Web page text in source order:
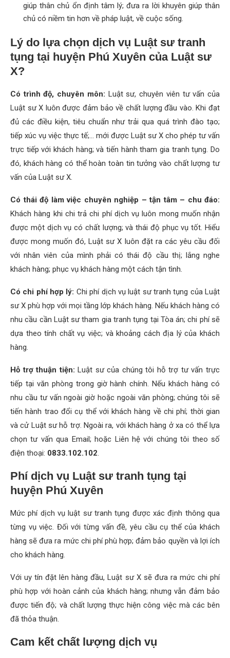
giúp thân chủ ổn định tâm lý; đưa ra lời khuyên giúp thân
chủ có niềm tin hơn về pháp luật, về cuộc sống.
Lý do lựa chọn dịch vụ Luật sư tranh
tụng tại huyện Phú Xuyên của Luật sư
X?
Có trình độ, chuyên môn: Luật sư, chuyên viên tư vấn của
Luật sư X luôn được đảm bảo về chất lượng đầu vào. Khi đạt
đủ các điều kiện, tiêu chuẩn như trải qua quá trình đào tạo;
tiếp xúc vụ việc thực tế;… mới được Luật sư X cho phép tư vấn
trực tiếp với khách hàng; và tiến hành tham gia tranh tụng. Do
đó, khách hàng có thể hoàn toàn tin tưởng vào chất lượng tư
vấn của Luật sư X.
Có thái độ làm việc chuyên nghiệp – tận tâm – chu đáo:
Khách hàng khi chi trả chi phí dịch vụ luôn mong muốn nhận
được một dịch vụ có chất lượng; và thái độ phục vụ tốt. Hiểu
được mong muốn đó, Luật sư X luôn đặt ra các yêu cầu đối
với nhân viên của mình phải có thái độ cầu thị; lắng nghe
khách hàng; phục vụ khách hàng một cách tận tình.
Có chi phí hợp lý: Chi phí dịch vụ luật sư tranh tụng của Luật
sư X phù hợp với mọi tầng lớp khách hàng. Nếu khách hàng có
nhu cầu cần Luật sư tham gia tranh tụng tại Tòa án; chi phí sẽ
dựa theo tính chất vụ việc; và khoảng cách địa lý của khách
hàng.
Hỗ trợ thuận tiện: Luật sư của chúng tôi hỗ trợ tư vấn trực
tiếp tại văn phòng trong giờ hành chính. Nếu khách hàng có
nhu cầu tư vấn ngoài giờ hoặc ngoài văn phòng; chúng tôi sẽ
tiến hành trao đổi cụ thể với khách hàng về chi phí; thời gian
và cử Luật sư hỗ trợ. Ngoài ra, với khách hàng ở xa có thể lựa
chọn tư vấn qua Email; hoặc Liên hệ với chúng tôi theo số
điện thoại: 0833.102.102.
Phí dịch vụ Luật sư tranh tụng tại
huyện Phú Xuyên
Mức phí dịch vụ luật sư tranh tụng được xác định thông qua
từng vụ việc. Đối với từng vấn đề, yêu cầu cụ thể của khách
hàng sẽ đưa ra mức chi phí phù hợp; đảm bảo quyền và lợi ích
cho khách hàng.
Với uy tín đặt lên hàng đầu, Luật sư X sẽ đưa ra mức chi phí
phù hợp với hoàn cảnh của khách hàng; nhưng vẫn đảm bảo
được tiến độ; và chất lượng thực hiện công việc mà các bên
đã thỏa thuận.
Cam kết chất lượng dịch vụ